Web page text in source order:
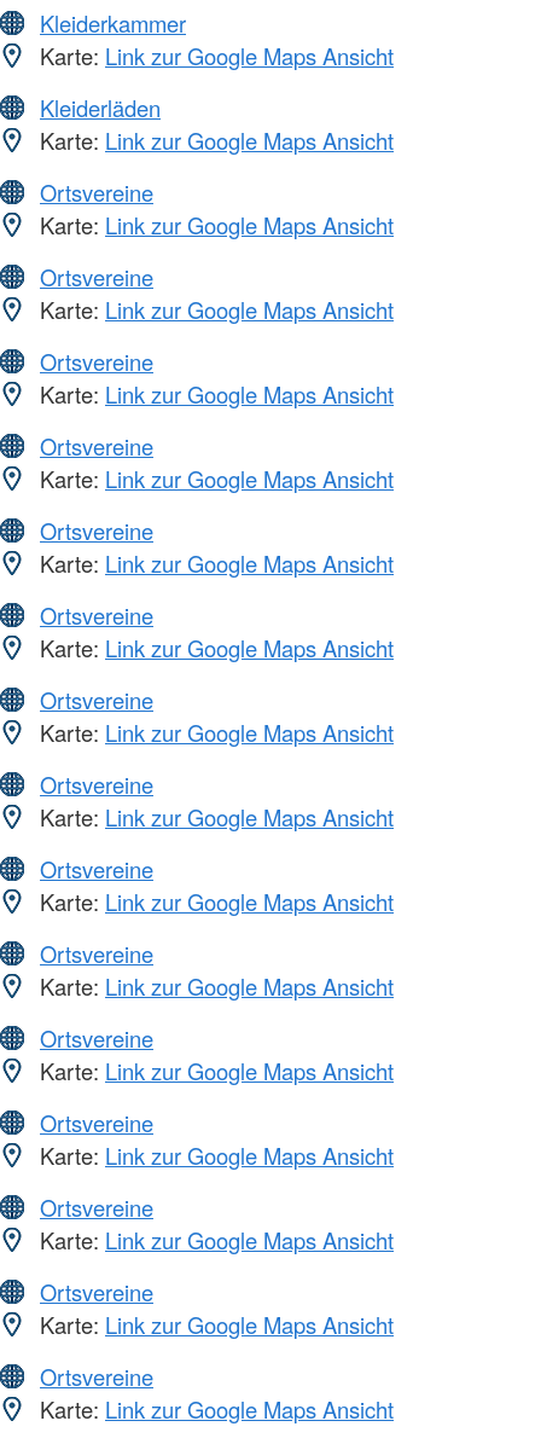
Kleiderkammer
Karte: Link zur Google Maps Ansicht
Kleiderläden
Karte: Link zur Google Maps Ansicht
Ortsvereine
Karte: Link zur Google Maps Ansicht
Ortsvereine
Karte: Link zur Google Maps Ansicht
Ortsvereine
Karte: Link zur Google Maps Ansicht
Ortsvereine
Karte: Link zur Google Maps Ansicht
Ortsvereine
Karte: Link zur Google Maps Ansicht
Ortsvereine
Karte: Link zur Google Maps Ansicht
Ortsvereine
Karte: Link zur Google Maps Ansicht
Ortsvereine
Karte: Link zur Google Maps Ansicht
Ortsvereine
Karte: Link zur Google Maps Ansicht
Ortsvereine
Karte: Link zur Google Maps Ansicht
Ortsvereine
Karte: Link zur Google Maps Ansicht
Ortsvereine
Karte: Link zur Google Maps Ansicht
Ortsvereine
Karte: Link zur Google Maps Ansicht
Ortsvereine
Karte: Link zur Google Maps Ansicht
Ortsvereine
Karte: Link zur Google Maps Ansicht